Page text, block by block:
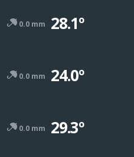
0.0 mm 28.1º
0.0 mm 24.0º
0.0 mm 29.3º